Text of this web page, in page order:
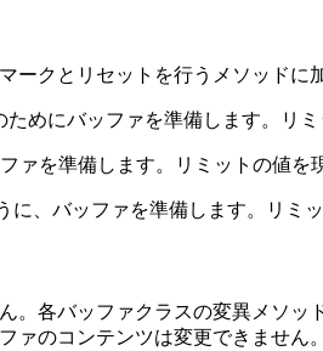
クとリセットを行うメソッドに
めにバッファを準備します。リ
ァを準備します。リミットの値を
、バッファを準備します。リミ
各バッファクラスの変異メソ
ァのコンテンツは変更できませ